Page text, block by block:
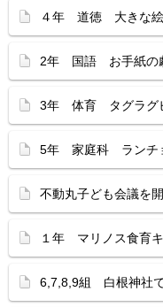
４年 道徳 大きな絵
2年 国語 お手紙の
3年 体育 タグラグ
5年 家庭科 ランチ
不動丸子ども会議を
１年 マリノス食育
6,7,8,9組 白根神社